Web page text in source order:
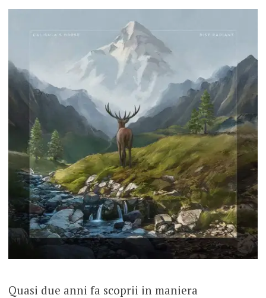
Quasi due anni fa scoprii in maniera